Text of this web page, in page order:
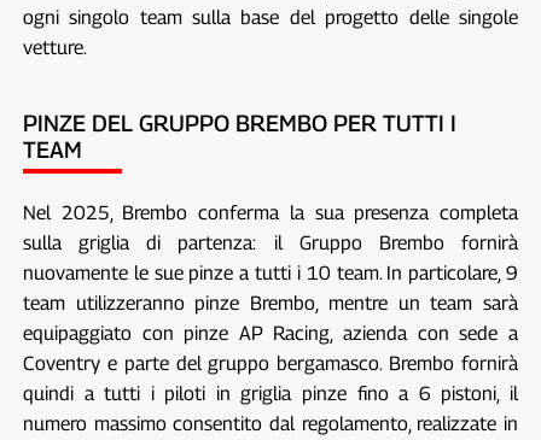
ogni singolo team sulla base del progetto delle singole
vetture.
PINZE DEL GRUPPO BREMBO PER TUTTI I
TEAM
Nel 2025, Brembo conferma la sua presenza completa
sulla griglia di partenza: il Gruppo Brembo fornirà
nuovamente le sue pinze a tutti i 10 team. In particolare, 9
team utilizzeranno pinze Brembo, mentre un team sarà
equipaggiato con pinze AP Racing, azienda con sede a
Coventry e parte del gruppo bergamasco. Brembo fornirà
quindi a tutti i piloti in griglia pinze fino a 6 pistoni, il
numero massimo consentito dal regolamento, realizzate in